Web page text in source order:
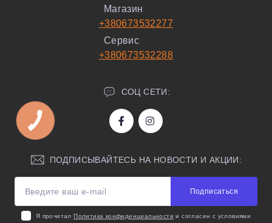
Магазин
+380673532277
Сервис
+380673532288
СОЦ СЕТИ:
ПОДПИСЫВАЙТЕСЬ НА НОВОСТИ И АКЦИИ:
Подписаться
Я прочиталПолитика конфиденциальности и согласен с условиями